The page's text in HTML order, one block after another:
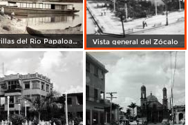
A Orillas del Rio Papaloapan Vista general del Zócalo